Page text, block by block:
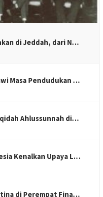
di Jeddah, dari N…
Masa Pendudukan …
Ahlussunnah di…
Kenalkan Upaya L…
di Perempat Fina…